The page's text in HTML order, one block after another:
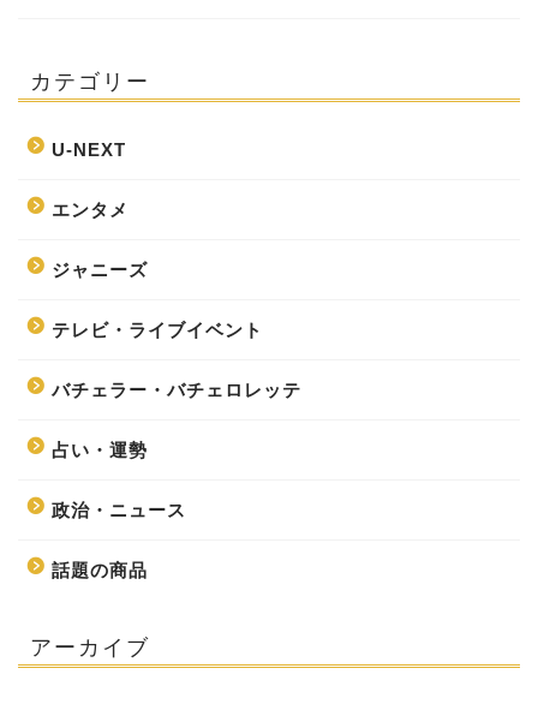
カテゴリー
U-NEXT
エンタメ
ジャニーズ
テレビ・ライブイベント
バチェラー・バチェロレッテ
占い・運勢
政治・ニュース
話題の商品
アーカイブ